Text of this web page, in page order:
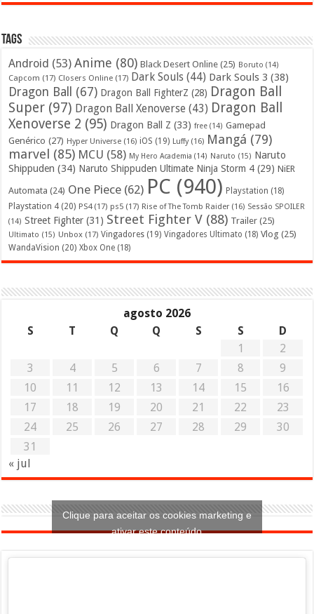
Tags
Android (53) Anime (80) Black Desert Online (25) Boruto (14)
Capcom (17) Closers Online (17) Dark Souls (44) Dark Souls 3 (38)
Dragon Ball (67) Dragon Ball FighterZ (28) Dragon Ball
Super (97) Dragon Ball Xenoverse (43) Dragon Ball
Xenoverse 2 (95) Dragon Ball Z (33) free (14) Gamepad
Genérico (27) Hyper Universe (16) iOS (19) Luffy(16) Mangá (79)
marvel (85) MCU (58) My Hero Academia (14) Naruto (15) Naruto
Shippuden (34) Naruto Shippuden Ultimate Ninja Storm 4 (29) NiER
Automata (24) One Piece (62) PC (940) Playstation (18)
Playstation 4 (20) PS4(17) ps5 (17) Rise of The Tomb Raider (16) Sessão SPOILER
(14) Street Fighter (31) Street Fighter V (88) Trailer (25)
Ultimato (15) Unbox (17) Vingadores (19) Vingadores Ultimato (18) Vlog (25)
WandaVision (20) Xbox One (18)
agosto 2026
S
T Q Q S S
D
1
2
3
4 5 6 7 8
9
10
11 12 13 14 15
16
17
18 19 20 21 22
23
24
25 26 27 28 29
30
31
« jul
Clique para aceitar os cookies marketing e
ativar este conteúdo